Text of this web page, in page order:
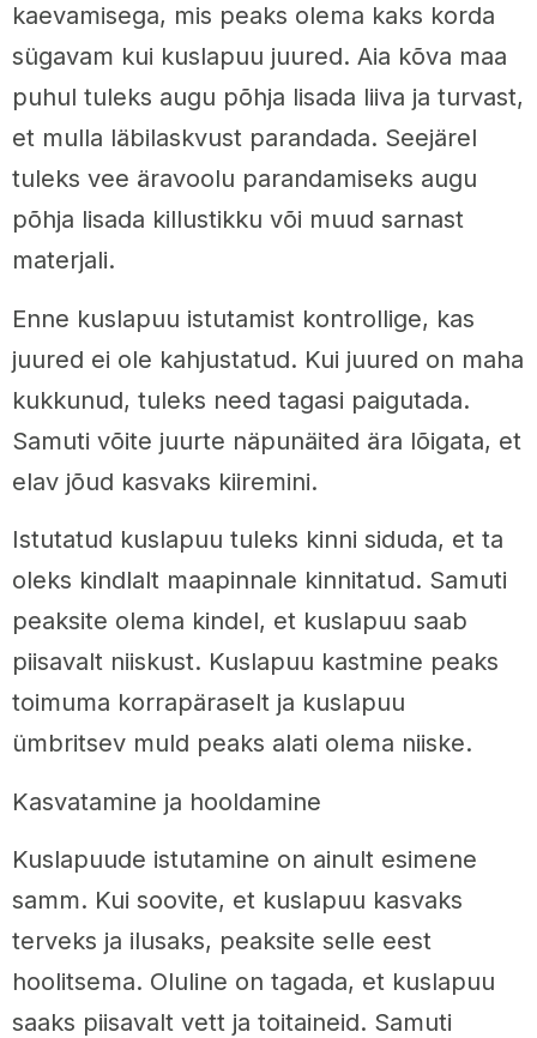
kaevamisega, mis peaks olema kaks korda
sügavam kui kuslapuu juured. Aia kõva maa
puhul tuleks augu põhja lisada liiva ja turvast,
et mulla läbilaskvust parandada. Seejärel
tuleks vee äravoolu parandamiseks augu
põhja lisada killustikku või muud sarnast
materjali.
Enne kuslapuu istutamist kontrollige, kas
juured ei ole kahjustatud. Kui juured on maha
kukkunud, tuleks need tagasi paigutada.
Samuti võite juurte näpunäited ära lõigata, et
elav jõud kasvaks kiiremini.
Istutatud kuslapuu tuleks kinni siduda, et ta
oleks kindlalt maapinnale kinnitatud. Samuti
peaksite olema kindel, et kuslapuu saab
piisavalt niiskust. Kuslapuu kastmine peaks
toimuma korrapäraselt ja kuslapuu
ümbritsev muld peaks alati olema niiske.
Kasvatamine ja hooldamine
Kuslapuude istutamine on ainult esimene
samm. Kui soovite, et kuslapuu kasvaks
terveks ja ilusaks, peaksite selle eest
hoolitsema. Oluline on tagada, et kuslapuu
saaks piisavalt vett ja toitaineid. Samuti